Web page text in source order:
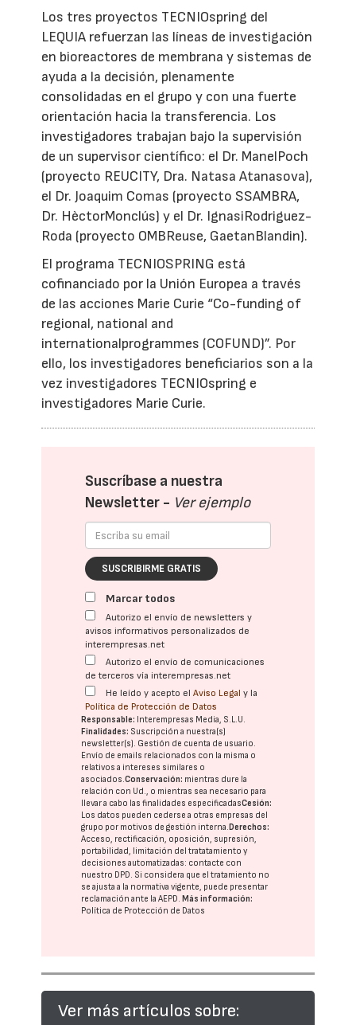
Los tres proyectos TECNIOspring del
LEQUIA refuerzan las líneas de investigación
en bioreactores de membrana y sistemas de
ayuda a la decisión, plenamente
consolidadas en el grupo y con una fuerte
orientación hacia la transferencia. Los
investigadores trabajan bajo la supervisión
de un supervisor científico: el Dr. ManelPoch
(proyecto REUCITY, Dra. Natasa Atanasova),
el Dr. Joaquim Comas (proyecto SSAMBRA,
Dr. HèctorMonclús) y el Dr. IgnasiRodriguez-
Roda (proyecto OMBReuse, GaetanBlandin).
El programa TECNIOSPRING está
cofinanciado por la Unión Europea a través
de las acciones Marie Curie “Co-funding of
regional, national and
internationalprogrammes (COFUND)”. Por
ello, los investigadores beneficiarios son a la
vez investigadores TECNIOspring e
investigadores Marie Curie.
Suscríbase a nuestra
Newsletter - Ver ejemplo
SUSCRIBIRME GRATIS
Marcar todos
Autorizo el envío de newsletters y
avisos informativos personalizados de
interempresas.net
Autorizo el envío de comunicaciones
de terceros vía interempresas.net
He leído y acepto elAviso Legal y la
Política de Protección de Datos
Responsable: Interempresas Media, S.L.U.
Finalidades: Suscripción a nuestra(s)
newsletter(s). Gestión de cuenta de usuario.
Envío de emails relacionados con la misma o
relativos a intereses similares o
asociados.Conservación: mientras dure la
relación con Ud., o mientras sea necesario para
llevar a cabo las finalidades especificadasCesión:
Los datos pueden cederse a otras empresas del
grupo por motivos de gestión interna. Derechos:
Acceso, rectificación, oposición, supresión,
portabilidad, limitación del tratatamiento y
decisiones automatizadas: contacte con
nuestro DPD. Si considera que el tratamiento no
se ajusta a la normativa vigente, puede presentar
reclamación ante laAEPD. Más información:
Política de Protección de Datos
Ver más artículos sobre: